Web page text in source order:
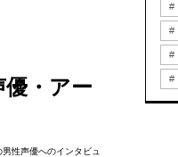
・アー
性声優へのインタビュ